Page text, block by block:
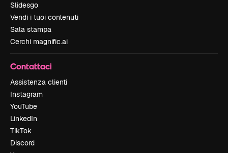
Slidesgo
Vendi i tuoi contenuti
Sala stampa
Cerchi magnific.ai
Contattaci
Assistenza clienti
Instagram
YouTube
LinkedIn
TikTok
Discord